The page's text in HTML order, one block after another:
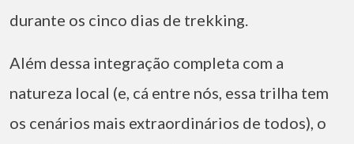
durante os cinco dias de trekking.
Além dessa integração completa com a
natureza local (e, cá entre nós, essa trilha tem
os cenários mais extraordinários de todos), o